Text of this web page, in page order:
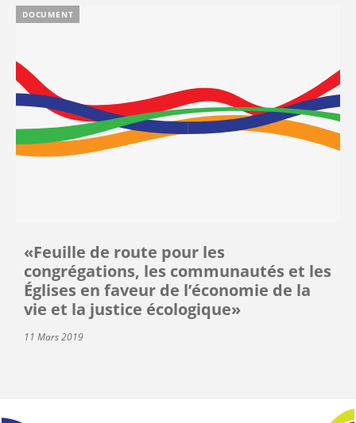
DOCUMENT
«Feuille de route pour les
congrégations, les communautés et les
Églises en faveur de l’économie de la
vie et la justice écologique»
11 Mars 2019